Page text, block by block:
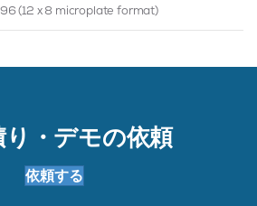
96 (12 x 8 microplate format)
り・デモの依頼
依頼する